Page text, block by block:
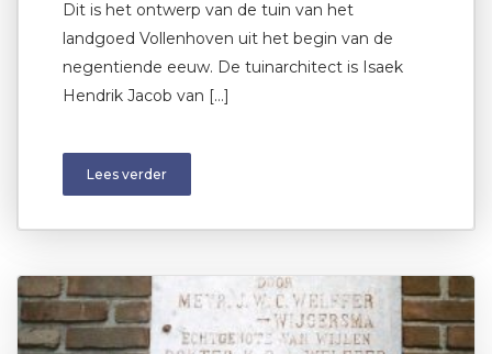
Dit is het ontwerp van de tuin van het
landgoed Vollenhoven uit het begin van de
negentiende eeuw. De tuinarchitect is Isaek
Hendrik Jacob van […]
Lees verder